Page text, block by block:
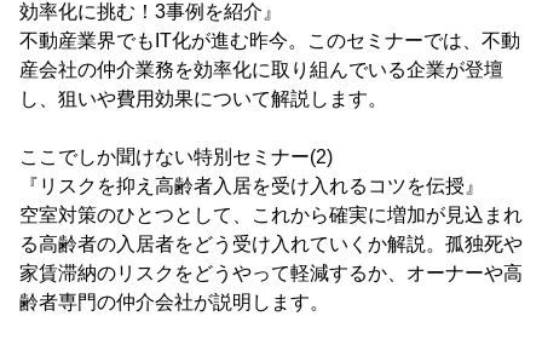
効率化に挑む！3事例を紹介』
不動産業界でもIT化が進む昨今。このセミナーでは、不動
産会社の仲介業務を効率化に取り組んでいる企業が登壇
し、狙いや費用効果について解説します。
ここでしか聞けない特別セミナー(2)
『リスクを抑え高齢者入居を受け入れるコツを伝授』
空室対策のひとつとして、これから確実に増加が見込まれ
る高齢者の入居者をどう受け入れていくか解説。孤独死や
家賃滞納のリスクをどうやって軽減するか、オーナーや高
齢者専門の仲介会社が説明します。